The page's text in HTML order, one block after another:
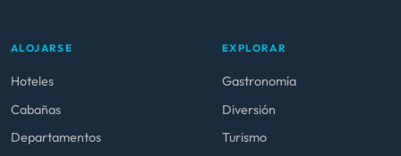
ALOJARSE
Hoteles
Cabañas
Departamentos
EXPLORAR
Gastronomía
Diversión
Turismo